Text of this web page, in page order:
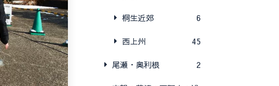
桐生近郊 6
西上州 45
尾瀬・奥利根 2